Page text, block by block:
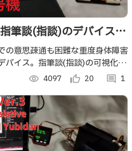
筆談(指談)のデバイス化
支援装置
の意思疎通も困難な重度身体障害
バイス。指筆談(指談)の可視化を
の技術をベースに４方向入力に
ル。
visibility 4097 thumb_up_alt 20 comment 1